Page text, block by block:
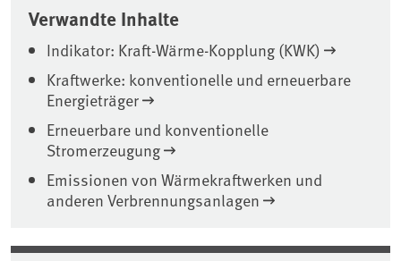
Verwandte Inhalte
Indikator: Kraft-Wärme-Kopplung (KWK)
Kraftwerke: konventionelle und erneuerbare
Energieträger
Erneuerbare und konventionelle
Stromerzeugung
Emissionen von Wärmekraftwerken und
anderen Verbrennungsanlagen